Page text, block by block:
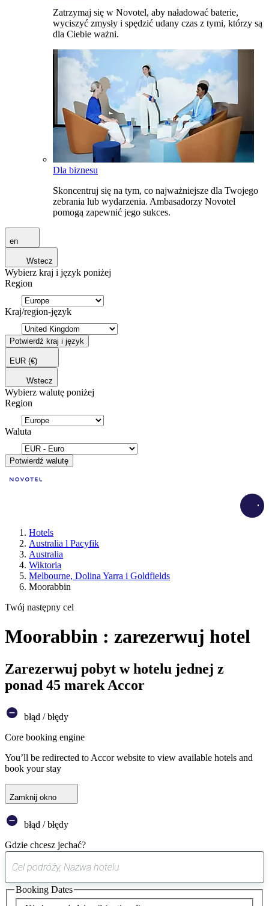
Zatrzymaj się w Novotel, aby naładować baterie,
wyciszyć zmysły i spędzić udany czas z tymi, którzy są
dla Ciebie ważni.
Dla biznesu
Skoncentruj się na tym, co najważniejsze dla Twojego
zebrania lub wydarzenia. Ambasadorzy Novotel
pomogą zapewnić jego sukces.
en
Wstecz
Wybierz kraj i język poniżej
Region
Kraj/region-język
Potwierdź kraj i język
EUR (€)
Wstecz
Wybierz walutę poniżej
Region
Waluta
Potwierdź walutę
Hotels
Australia l Pacyfik
Australia
Wiktoria
Melbourne, Dolina Yarra i Goldfields
Moorabbin
Twój następny cel
Moorabbin : zarezerwuj hotel
Zarezerwuj pobyt w hotelu jednej z
ponad 45 marek Accor
błąd / błędy
Core booking engine
You’ll be redirected to Accor website to view available hotels and
book your stay
Zamknij okno
błąd / błędy
Gdzie chcesz jechać?
sugestia
została
znaleziona
Booking Dates